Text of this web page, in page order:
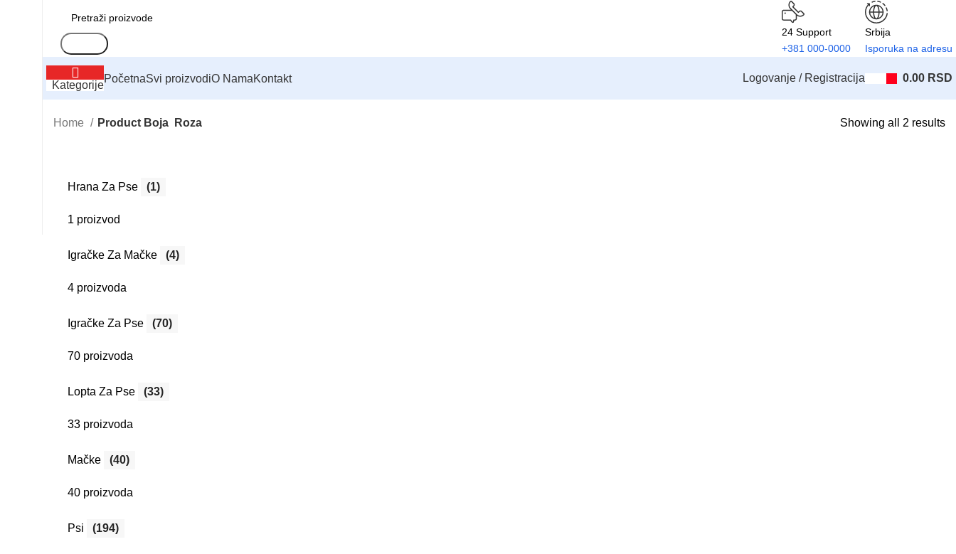
24 Support
+381 000-0000
Srbija
Isporuka na adresu
Kategorije
PočetnaSvi proizvodiO NamaKontakt Logovanje / Registracija 0.00 RSD
Home Product Boja Roza Showing all 2 results
Hrana Za Pse (1)
1 proizvod
Igračke Za Mačke (4)
4 proizvoda
Igračke Za Pse (70)
70 proizvoda
Lopta Za Pse (33)
33 proizvoda
Mačke (40)
40 proizvoda
Psi (194)